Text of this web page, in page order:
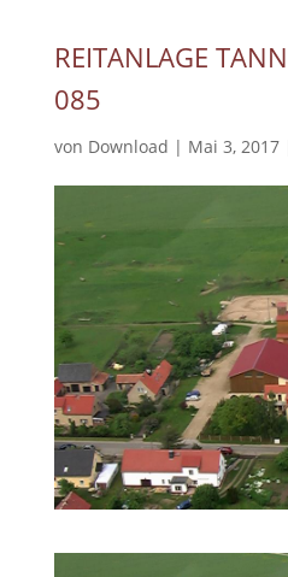
REITANLAGE
085
von Download | Mai 3, 2017